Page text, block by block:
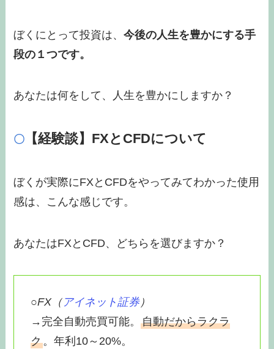
ぼくにとって投資は、今後の人生を豊かにする手
段の１つです。
あなたは何をして、人生を豊かにしますか？
〇 【経験談】FXとCFDについて
ぼくが実際にFXとCFDをやってみてわかった使用
感は、こんな感じです。
あなたはFXとCFD、どちらを選びますか？
○FX（ アイネット証券）
→完全自動売買可能。自動だからラクラ
ク。年利10～20%。